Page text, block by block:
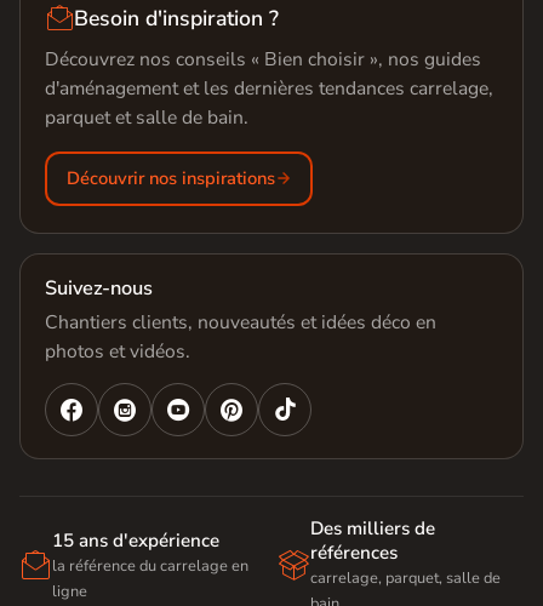
Besoin d'inspiration ?
Découvrez nos conseils « Bien choisir », nos guides
d'aménagement et les dernières tendances carrelage,
parquet et salle de bain.
Découvrir nos inspirations
Suivez-nous
Chantiers clients, nouveautés et idées déco en
photos et vidéos.
   

15 ans d'expérience
la référence du carrelage en
ligne

Des milliers de
références
carrelage, parquet, salle de